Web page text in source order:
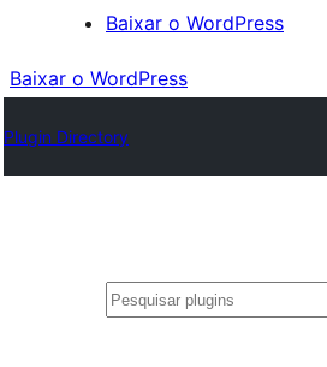
Baixar o WordPress
Baixar o WordPress
Plugin Directory
Pesquisar